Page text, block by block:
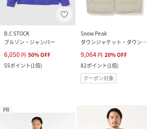
B.C STOCK
ブルゾン・ジャンパー
6,050 円 50%OFF
55ポイント(1倍)
Snow Peak
ダウンジャケット・ダウンベスト
9,064 円 20%OFF
82ポイント(1倍)
クーポン対象
PR